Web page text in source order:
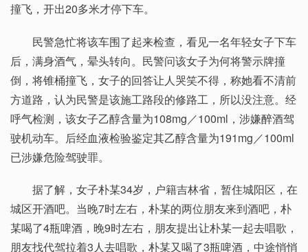
撞飞，开出20多米才停下车。
民警急忙将该车围了起来检查，看见一名年轻女子下车
后，满身酒气，晕头转向。民警问该女子为何将警示牌撞
倒，将锥桶撞飞，女子的回答让人哭笑不得，称她看不清前
方道路，认为民警是该施工路段的修路工，所以没注意。经
呼气检测，该女子乙醇含量为108mg／100ml，涉嫌醉酒驾
驶机动车。后经血液检验鉴定其乙醇含量为191mg／100ml
已涉嫌危险驾驶罪。
据了解，女子朴某34岁，户籍吉林省，暂住城阳区，在
城区开酒吧。当晚7时左右，朴某的两位朋友来到酒吧，朴
某喝了4瓶啤酒，晚9时左右，朋友提出让朴某一起去唱歌，
朋友找代驾拉着3人去唱歌，朴某又喝了3瓶啤酒，中途悄悄